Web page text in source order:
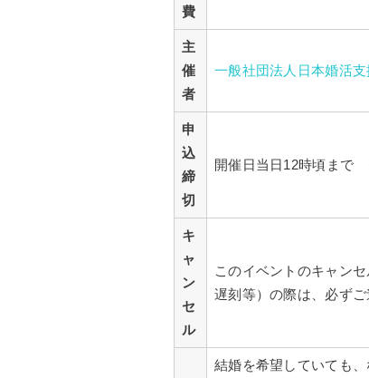
費
主
催
者
一般社団法人日本婚活支
申
込
締
切
開催日当日12時頃まで
キ
ャ
ン
セ
ル
このイベントのキャン
遅刻等）の際は、必ずご
結婚を希望していても